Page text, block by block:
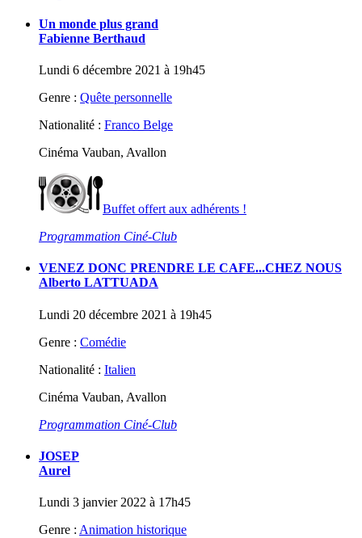
Un monde plus grand
Fabienne Berthaud
Lundi 6 décembre 2021 à 19h45
Genre : Quête personnelle
Nationalité : Franco Belge
Cinéma Vauban, Avallon
Buffet offert aux adhérents !
Programmation Ciné-Club
VENEZ DONC PRENDRE LE CAFE...CHEZ NOUS
Alberto LATTUADA
Lundi 20 décembre 2021 à 19h45
Genre : Comédie
Nationalité : Italien
Cinéma Vauban, Avallon
Programmation Ciné-Club
JOSEP
Aurel
Lundi 3 janvier 2022 à 17h45
Genre : Animation historique